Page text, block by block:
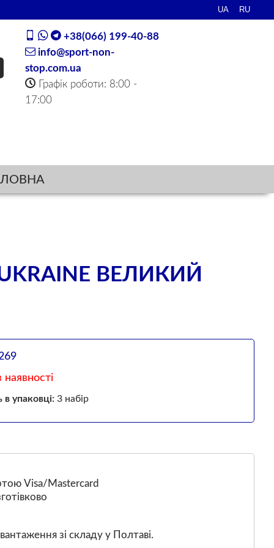
+38(066) 199-40-88
info@sport-non-
stop.com.ua
Графік роботи: 8:00 -
17:00
ВЕЛИКИЙ
в упаковці: 3 набір
Visa/Mastercard
зі складу у Полтаві.